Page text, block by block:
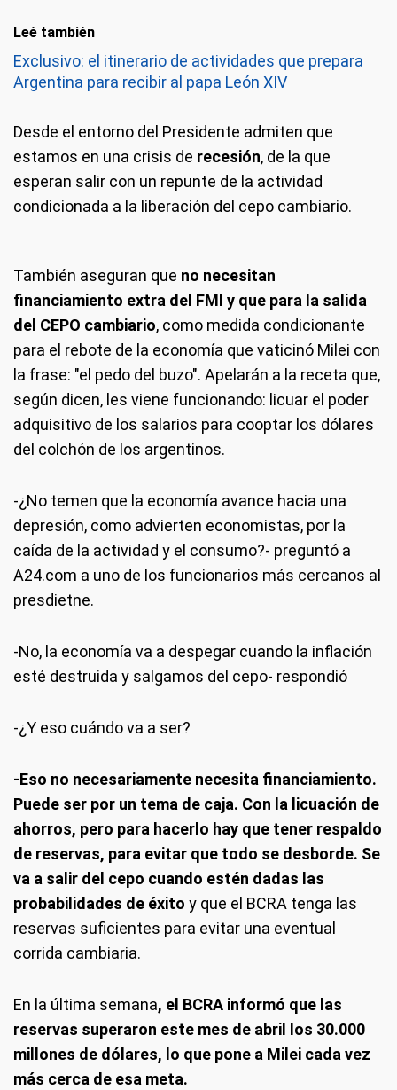
Leé también
Exclusivo: el itinerario de actividades que prepara
Argentina para recibir al papa León XIV
Desde el entorno del Presidente admiten que
estamos en una crisis de recesión, de la que
esperan salir con un repunte de la actividad
condicionada a la liberación del cepo cambiario.
También aseguran que no necesitan
financiamiento extra del FMI y que para la salida
del CEPO cambiario, como medida condicionante
para el rebote de la economía que vaticinó Milei con
la frase: "el pedo del buzo". Apelarán a la receta que,
según dicen, les viene funcionando: licuar el poder
adquisitivo de los salarios para cooptar los dólares
del colchón de los argentinos.
-¿No temen que la economía avance hacia una
depresión, como advierten economistas, por la
caída de la actividad y el consumo?- preguntó a
A24.com a uno de los funcionarios más cercanos al
presdietne.
-No, la economía va a despegar cuando la inflación
esté destruida y salgamos del cepo- respondió
-¿Y eso cuándo va a ser?
-Eso no necesariamente necesita financiamiento.
Puede ser por un tema de caja. Con la licuación de
ahorros, pero para hacerlo hay que tener respaldo
de reservas, para evitar que todo se desborde. Se
va a salir del cepo cuando estén dadas las
probabilidades de éxito y que el BCRA tenga las
reservas suficientes para evitar una eventual
corrida cambiaria.
En la última semana, el BCRA informó que las
reservas superaron este mes de abril los 30.000
millones de dólares, lo que pone a Milei cada vez
más cerca de esa meta.